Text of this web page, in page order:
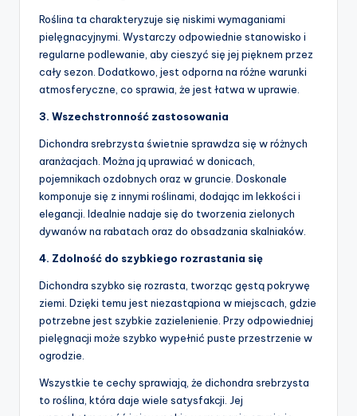
Roślina ta charakteryzuje się niskimi wymaganiami
pielęgnacyjnymi. Wystarczy odpowiednie stanowisko i
regularne podlewanie, aby cieszyć się jej pięknem przez
cały sezon. Dodatkowo, jest odporna na różne warunki
atmosferyczne, co sprawia, że jest łatwa w uprawie.
3. Wszechstronność zastosowania
Dichondra srebrzysta świetnie sprawdza się w różnych
aranżacjach. Można ją uprawiać w donicach,
pojemnikach ozdobnych oraz w gruncie. Doskonale
komponuje się z innymi roślinami, dodając im lekkości i
elegancji. Idealnie nadaje się do tworzenia zielonych
dywanów na rabatach oraz do obsadzania skalniaków.
4. Zdolność do szybkiego rozrastania się
Dichondra szybko się rozrasta, tworząc gęstą pokrywę
ziemi. Dzięki temu jest niezastąpiona w miejscach, gdzie
potrzebne jest szybkie zazielenienie. Przy odpowiedniej
pielęgnacji może szybko wypełnić puste przestrzenie w
ogrodzie.
Wszystkie te cechy sprawiają, że dichondra srebrzysta
to roślina, która daje wiele satysfakcji. Jej